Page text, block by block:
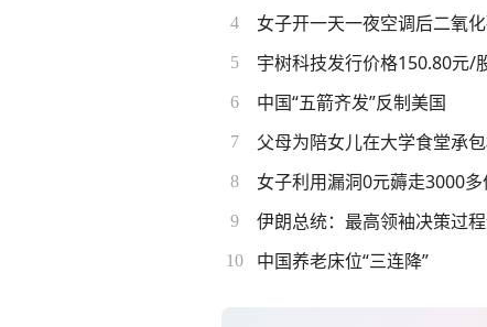
4 女子开一天一夜空调后二氧
5 宇树科技发行价格150.80元/
6 中国“五箭齐发”反制美国
7 父母为陪女儿在大学食堂承
8 女子利用漏洞0元薅走3000
9 伊朗总统：最高领袖决策过
10 中国养老床位“三连降”